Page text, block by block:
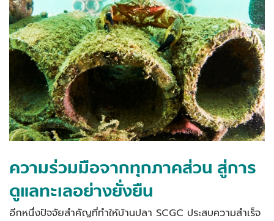
ความร่วมมือจากทุกภาคส่วน สู่การ
ดูแลทะเลอย่างยั่งยืน
อีกหนึ่งปัจจัยสำคัญที่ทำให้บ้านปลา SCGC ประสบความสำเร็จ